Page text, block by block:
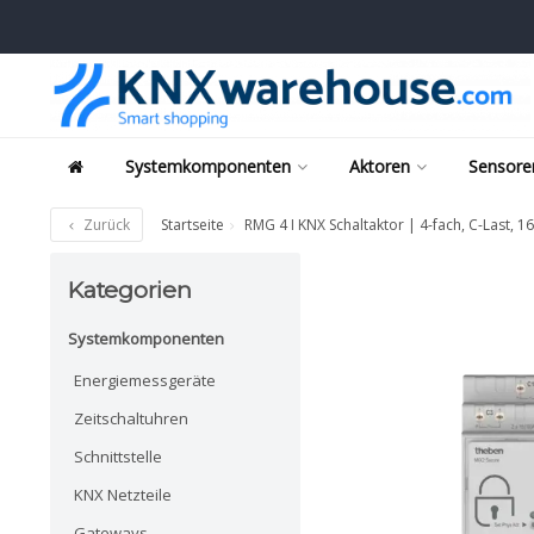
Systemkomponenten Aktoren
Zurück Startseite RMG 4 I KNX Schaltaktor | 4-fach, C-Last,
Kategorien
Systemkomponenten
Energiemessgeräte
Zeitschaltuhren
Schnittstelle
KNX Netzteile